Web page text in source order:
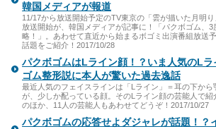
韓国メディアが報道
11/17から放送開始予定のTV東京の「雲が描いた月明
放送開始が、韓国メディアが記事に！「パクボゴム、
略！」。あわせて直近から始まるボゴミ出演番組放送
話題をご紹介！2017/10/28
パクボゴムはLライン顔！？いま人気のL
ゴム整形説に本人が驚いた過去逸話
最近人気のフェイスラインは「Lライン」＝耳の下から
が、少しか配っている顔。そのLライン顔の芸能人で紹
のほか、11人の芸能人もあわせてどうぞ！2017/10/27
パクボゴムの応答せよダジャレが話題！？